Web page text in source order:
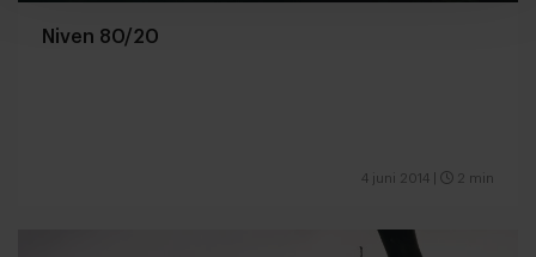
Niven 80/20
4 juni 2014 2 min